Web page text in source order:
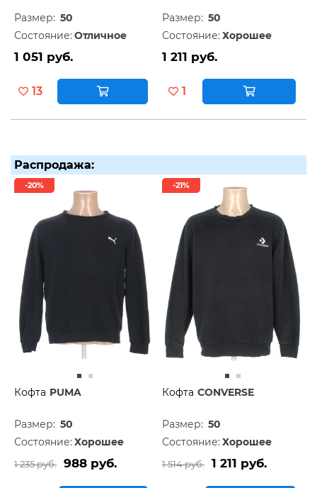
Размер: 50
Состояние: Отличное
1 051 руб.
13
Размер: 50
Состояние: Хорошее
1 211 руб.
1
Распродажа:
-20%
Кофта PUMA
Размер: 50
Состояние: Хорошее
1 235 руб. 988 руб.
-21%
Кофта CONVERSE
Размер: 50
Состояние: Хорошее
1 514 руб. 1 211 руб.